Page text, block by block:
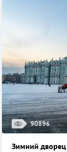
90896
Зимний дворец